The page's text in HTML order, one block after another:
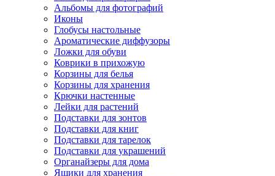
Альбомы для фотографий
Иконы
Глобусы настольные
Ароматические диффузоры
Ложки для обуви
Коврики в прихожую
Корзины для белья
Корзины для хранения
Крючки настенные
Лейки для растений
Подставки для зонтов
Подставки для книг
Подставки для тарелок
Подставки для украшений
Органайзеры для дома
Ящики для хранения